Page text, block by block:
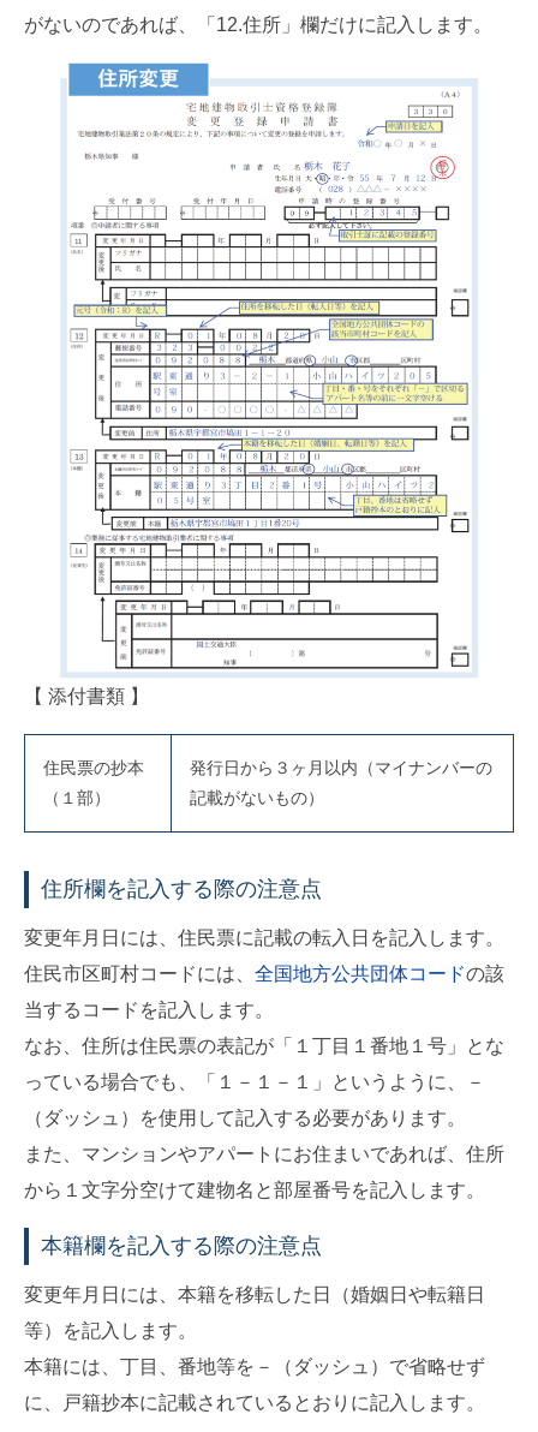
がないのであれば、「12.住所」欄だけに記入します。
【 添付書類 】
住民票の抄本
（１部）
発行日から３ヶ月以内（マイナンバーの
記載がないもの）
住所欄を記入する際の注意点
変更年月日には、住民票に記載の転入日を記入します。
住民市区町村コードには、 全国地方公共団体コードの該
当するコードを記入します。
なお、住所は住民票の表記が「１丁目１番地１号」とな
っている場合でも、「１－１－１」というように、－
（ダッシュ）を使用して記入する必要があります。
また、マンションやアパートにお住まいであれば、住所
から１文字分空けて建物名と部屋番号を記入します。
本籍欄を記入する際の注意点
変更年月日には、本籍を移転した日（婚姻日や転籍日
等）を記入します。
本籍には、丁目、番地等を－（ダッシュ）で省略せず
に、戸籍抄本に記載されているとおりに記入します。